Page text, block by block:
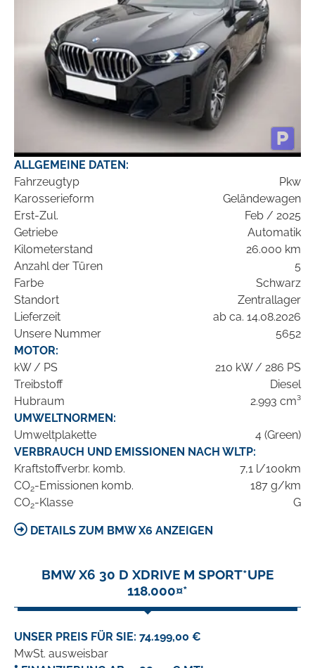
ALLGEMEINE DATEN:
Fahrzeugtyp
Pkw
Karosserieform
Geländewagen
Erst-Zul.
Feb / 2025
Getriebe
Automatik
Kilometerstand
26.000 km
Anzahl der Türen
5
Farbe
Schwarz
Standort
Zentrallager
Lieferzeit
ab ca. 14.08.2026
Unsere Nummer
5652
MOTOR:
kW / PS
210 kW / 286 PS
Treibstoff
Diesel
Hubraum
2.993 cm³
UMWELTNORMEN:
Umweltplakette
4 (Green)
VERBRAUCH UND EMISSIONEN NACH WLTP:
Kraftstoffverbr. komb.
7,1 l/100km
CO2-Emissionen komb.
187 g/km
CO2-Klasse G
DETAILS ZUM BMW X6 ANZEIGEN
BMW X6 30 D XDRIVE M SPORT*UPE
118.000¤*
UNSER PREIS FÜR SIE: 74.199,00 €
MwSt. ausweisbar